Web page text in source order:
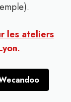
les ateliers